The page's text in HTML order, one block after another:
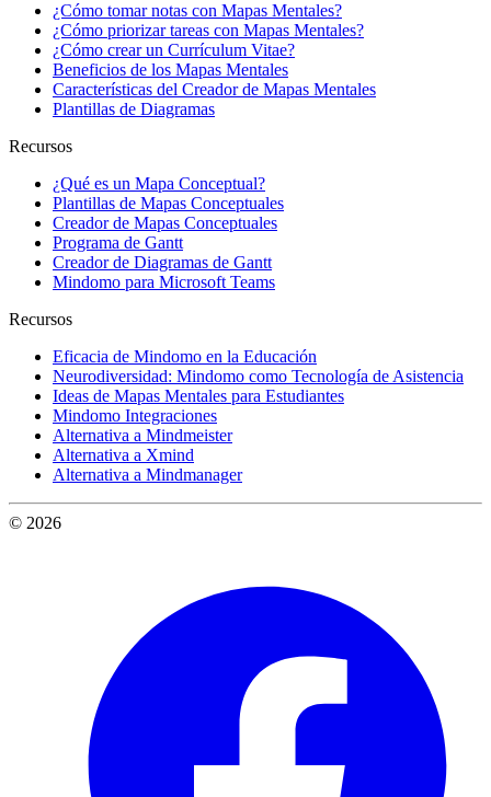
¿Cómo tomar notas con Mapas Mentales?
¿Cómo priorizar tareas con Mapas Mentales?
¿Cómo crear un Currículum Vitae?
Beneficios de los Mapas Mentales
Características del Creador de Mapas Mentales
Plantillas de Diagramas
Recursos
¿Qué es un Mapa Conceptual?
Plantillas de Mapas Conceptuales
Creador de Mapas Conceptuales
Programa de Gantt
Creador de Diagramas de Gantt
Mindomo para Microsoft Teams
Recursos
Eficacia de Mindomo en la Educación
Neurodiversidad: Mindomo como Tecnología de Asistencia
Ideas de Mapas Mentales para Estudiantes
Mindomo Integraciones
Alternativa a Mindmeister
Alternativa a Xmind
Alternativa a Mindmanager
© 2026